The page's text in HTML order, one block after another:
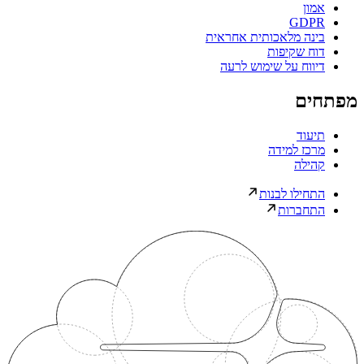
אמון
GDPR
בינה מלאכותית אחראית
דוח שקיפות
דיווח על שימוש לרעה
מפתחים
תיעוד
מרכז למידה
קהילה
התחילו לבנות
התחברות